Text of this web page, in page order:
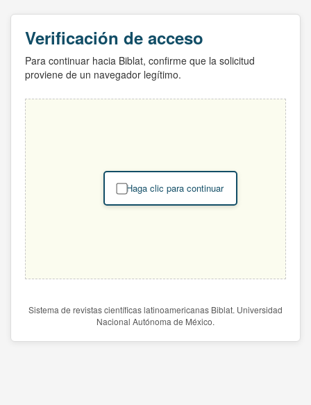
Verificación de acceso
Para continuar hacia Biblat, confirme que la solicitud
proviene de un navegador legítimo.
Haga clic para continuar
Sistema de revistas científicas latinoamericanas Biblat. Universidad
Nacional Autónoma de México.